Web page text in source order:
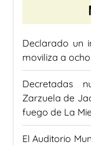
Declarado un
moviliza a
Decretadas
Zarzuela de
fuego de La
El Auditorio